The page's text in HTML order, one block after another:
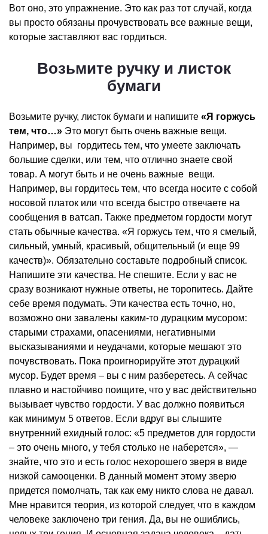
Вот оно, это упражнение. Это как раз тот случай, когда
вы просто обязаны прочувствовать все важные вещи,
которые заставляют вас гордиться.
Возьмите ручку и листок
бумаги
Возьмите ручку, листок бумаги и напишите «Я горжусь
тем, что…» Это могут быть очень важные вещи.
Например, вы гордитесь тем, что умеете заключать
большие сделки, или тем, что отлично знаете свой
товар. А могут быть и не очень важные вещи.
Например, вы гордитесь тем, что всегда носите с собой
носовой платок или что всегда быстро отвечаете на
сообщения в ватсап. Также предметом гордости могут
стать обычные качества. «Я горжусь тем, что я смелый,
сильный, умный, красивый, общительный (и еще 99
качеств)». Обязательно составьте подробный список.
Напишите эти качества. Не спешите. Если у вас не
сразу возникают нужные ответы, не торопитесь. Дайте
себе время подумать. Эти качества есть точно, но,
возможно они завалены каким-то дурацким мусором:
старыми страхами, опасениями, негативными
высказываниями и неудачами, которые мешают это
почувствовать. Пока проигнорируйте этот дурацкий
мусор. Будет время – вы с ним разберетесь. А сейчас
плавно и настойчиво поищите, что у вас действительно
вызывает чувство гордости. У вас должно появиться
как минимум 5 ответов. Если вдруг вы слышите
внутренний ехидный голос: «5 предметов для гордости
– это очень много, у тебя столько не наберется», —
знайте, что это и есть голос нехорошего зверя в виде
низкой самооценки. В данный момент этому зверю
придется помолчать, так как ему никто слова не давал.
Мне нравится теория, из которой следует, что в каждом
человеке заключено три гения. Да, вы не ошиблись,